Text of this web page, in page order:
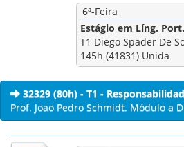
6ª-Feira
Estágio em Líng.
T1 Diego Spader De
145h (41831) Unida
32329 (80h) - T1 -
Prof. Joao Pedro Schmidt. Módulo a